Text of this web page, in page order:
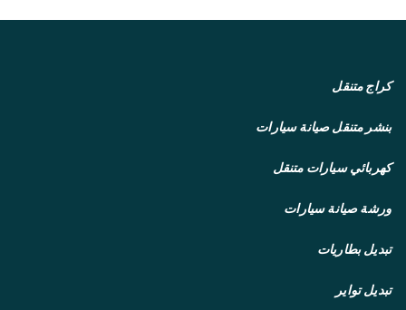
كراج متنقل
بنشر متنقلصيانة سيارات
كهربائي سيارات متنقل
ورشة صيانة سيارات
تبديل بطاريات
تبديل تواير